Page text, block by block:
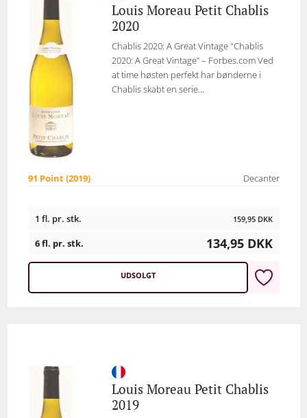
Louis Moreau Petit Chablis
2020
Chablis 2020: A Great Vintage "Chablis
2020: A Great Vintage” – Forbes.com Ved
at time høsten perfekt har bønderne i
Chablis skabt en serie...
91 Point (2019) Decanter
1 fl. pr. stk. 159,95 DKK
6 fl. pr. stk. 134,95 DKK
UDSOLGT
Louis Moreau Petit Chablis
2019